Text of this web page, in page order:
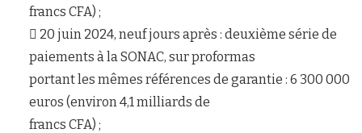
francs CFA) ;
 20 juin 2024, neuf jours après : deuxième série de
paiements à la SONAC, sur proformas
portant les mêmes références de garantie : 6 300 000
euros (environ 4,1 milliards de
francs CFA) ;